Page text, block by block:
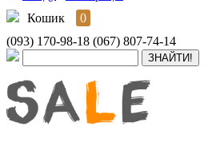
Кошик
0
(093) 170-98-18 (067) 807-74-14